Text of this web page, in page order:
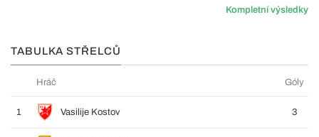
Kompletní výsledky
TABULKA STŘELCŮ
Hráč Góly
1 Vasilije Kostov 3